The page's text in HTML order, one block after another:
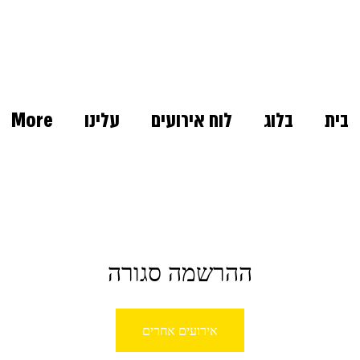
בית בלוג לוח אירועים עלינו More
ההרשמה סגורה
אירועים אחרים